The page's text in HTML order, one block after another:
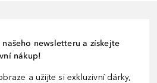
newsletteru a získejte
nákup!
a užijte si exkluzivní dárky,